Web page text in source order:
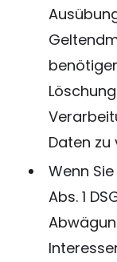
Daten zu
Wenn
Abs. 1